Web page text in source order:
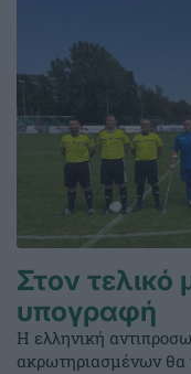
Στον τελικό
υπογραφή
Η ελληνική
ακρωτηριασμένων θα